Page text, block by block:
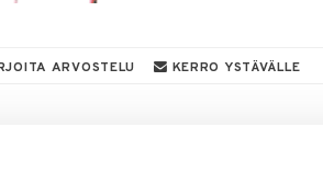
ARVOSTELU KERRO YSTÄVÄLLE
Hyppää hevosen selkaään ja tee
puutarhaan ja suorita se. Paina nappia ja